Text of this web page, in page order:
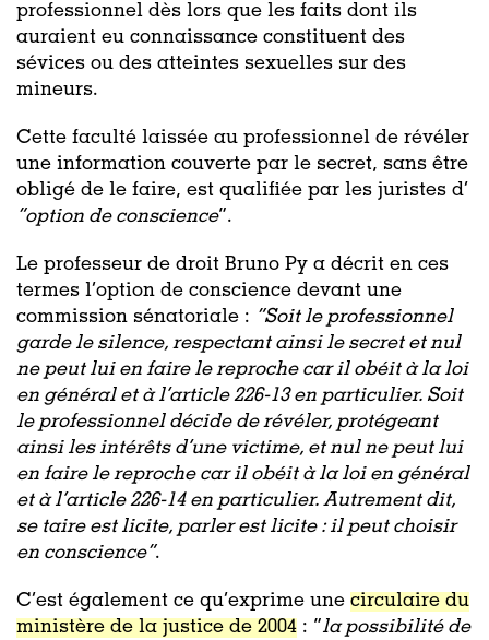
professionnel dès lors que les faits dont ils
auraient eu connaissance constituent des
sévices ou des atteintes sexuelles sur des
mineurs.
Cette faculté laissée au professionnel de révéler
une information couverte par le secret, sans être
obligé de le faire, est qualifiée par les juristes d’
“option de conscience”.
Le professeur de droit Bruno Py a décrit en ces
termes l’option de conscience devant une
commission sénatoriale : “Soit le professionnel
garde le silence, respectant ainsi le secret et nul
ne peut lui en faire le reproche car il obéit à la loi
en général et à l’article 226-13 en particulier. Soit
le professionnel décide de révéler, protégeant
ainsi les intérêts d’une victime, et nul ne peut lui
en faire le reproche car il obéit à la loi en général
et à l’article 226-14 en particulier. Autrement dit,
se taire est licite, parler est licite : il peut choisir
en conscience”.
C’est également ce qu’exprime une circulaire du
ministère de la justice de 2004 : “la possibilité de